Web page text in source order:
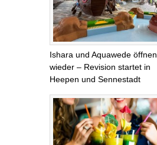
Ishara und Aquawede öffnen
wieder – Revision startet in
Heepen und Sennestadt